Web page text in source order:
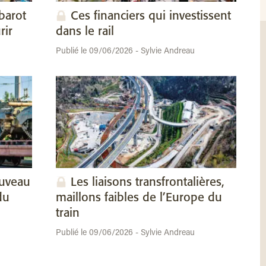
Ces financiers qui investissent
dans le rail
Publié le 09/06/2026 - Sylvie Andreau
Les liaisons transfrontalières,
maillons faibles de l’Europe du
train
Publié le 09/06/2026 - Sylvie Andreau